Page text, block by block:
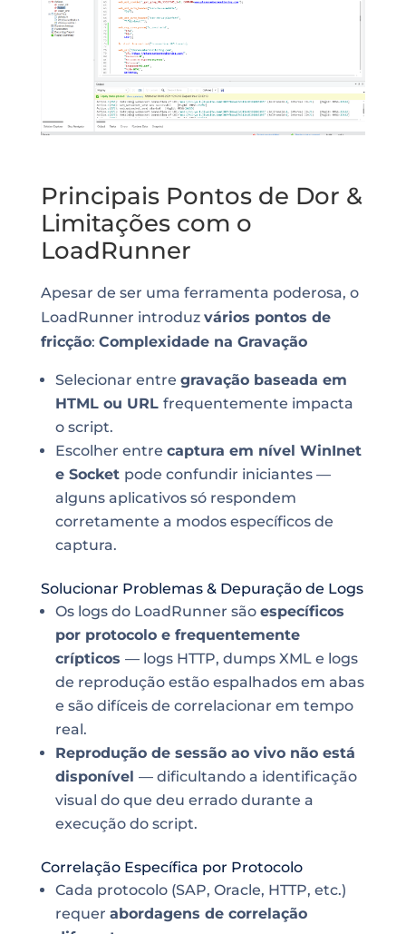
Principais Pontos de Dor &
Limitações com o
LoadRunner
Apesar de ser uma ferramenta poderosa, o
LoadRunner introduz vários pontos de
fricção: Complexidade na Gravação
Selecionar entre gravação baseada em
HTML ou URL frequentemente impacta
o script.
Escolher entre captura em nível WinInet
e Socket pode confundir iniciantes —
alguns aplicativos só respondem
corretamente a modos específicos de
captura.
Solucionar Problemas & Depuração de Logs
Os logs do LoadRunner são específicos
por protocolo e frequentemente
crípticos — logs HTTP, dumps XML e logs
de reprodução estão espalhados em abas
e são difíceis de correlacionar em tempo
real.
Reprodução de sessão ao vivo não está
disponível — dificultando a identificação
visual do que deu errado durante a
execução do script.
Correlação Específica por Protocolo
Cada protocolo (SAP, Oracle, HTTP, etc.)
requer abordagens de correlação